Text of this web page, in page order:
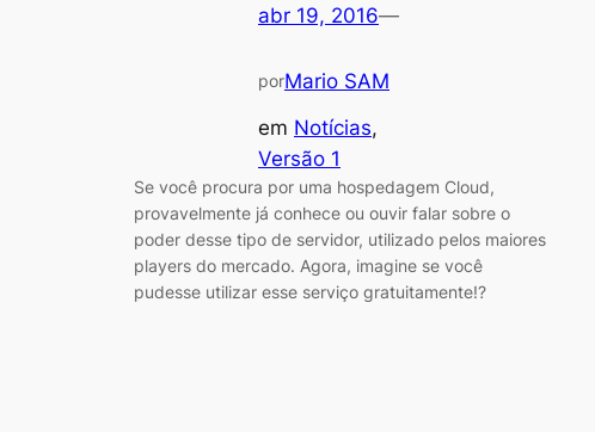
abr 19, 2016—
porMario SAM
em Notícias
Versão 1
Se você procura por uma hospedagem Cloud,
provavelmente já conhece ou ouvir falar sobre o
poder desse tipo de servidor, utilizado pelos maiores
players do mercado. Agora, imagine se você
pudesse utilizar esse serviço gratuitamente!?